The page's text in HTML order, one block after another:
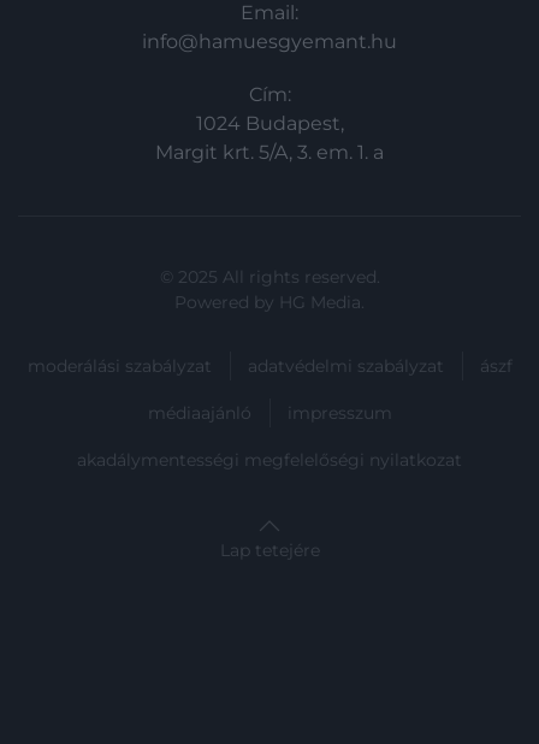
Email:
info@hamuesgyemant.hu
Cím:
1024 Budapest,
Margit krt. 5/A, 3. em. 1. a
© 2025 All rights reserved.
Powered by HG Media.
moderálási szabályzat adatvédelmi szabályzat ászf
médiaajánló impresszum
akadálymentességi megfelelőségi nyilatkozat
Lap tetejére